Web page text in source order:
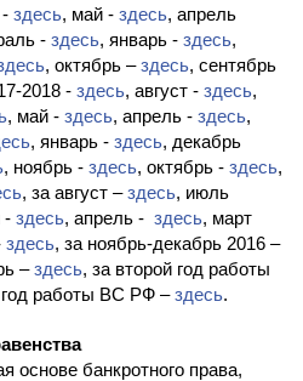
здесь, май - здесь, апрель
- здесь, январь - здесь,
, октябрь –здесь, сентябрь
2018 - здесь, август - здесь,
, май - здесь, апрель - здесь,
, январь - здесь, декабрь
, ноябрь - здесь, октябрь - здесь,
, за август –здесь, июль
- здесь, апрель - здесь, март
здесь, за ноябрь-декабрь 2016 –
–здесь, за второй год работы
год работы ВС РФ –здесь.
основе банкротного права,